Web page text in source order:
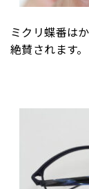
ミクリ蝶番は
絶賛されます。